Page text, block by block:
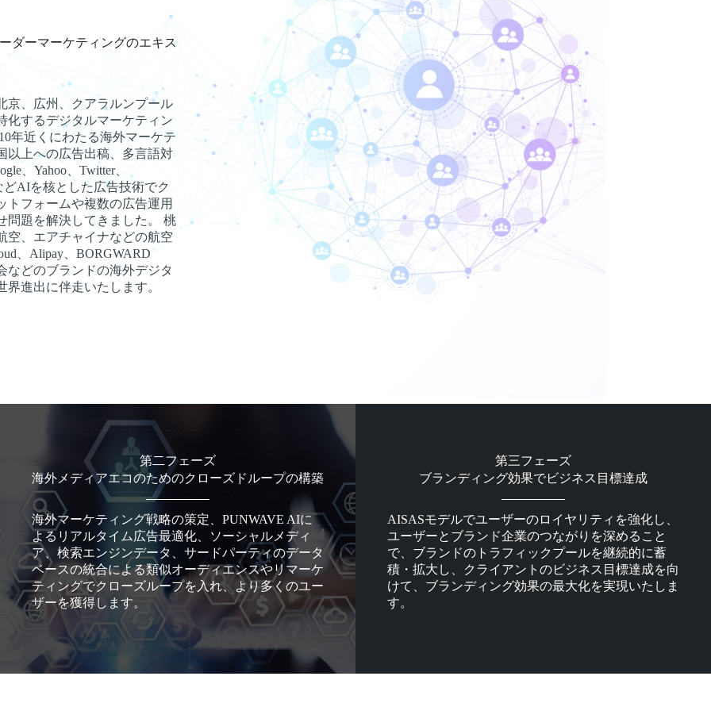
ダーマーケティングのエキス
京、広州、クアラルンプール
化するデジタルマーケティン
年近くにわたる海外マーケテ
以上への広告出稿、多言語対
、Yahoo、Twitter、
どAIを核とした広告技術でク
トフォームや複数の広告運用
問題を解決してきました。 桃
空、エアチャイナなどの航空
、Alipay、BORGWARD
などのブランドの海外デジタ
進出に伴走いたします。
第二フェーズ
海外メディアエコのためのクローズドループの構築
海外マーケティング戦略の策定、PUNWAVE AIに
よるリアルタイム広告最適化、ソーシャルメディ
ア、検索エンジンデータ、サードパーティのデータ
ベースの統合による類似オーディエンスやリマーケ
ティングでクローズループを入れ、より多くのユー
ザーを獲得します。
第三フェーズ
ブランディング効果でビジネス目標達成
AISASモデルでユーザーのロイヤリティを強化し、
ユーザーとブランド企業のつながりを深めること
で、ブランドのトラフィックプールを継続的に蓄
積・拡大し、クライアントのビジネス目標達成を向
けて、ブランディング効果の最大化を実現いたしま
す。